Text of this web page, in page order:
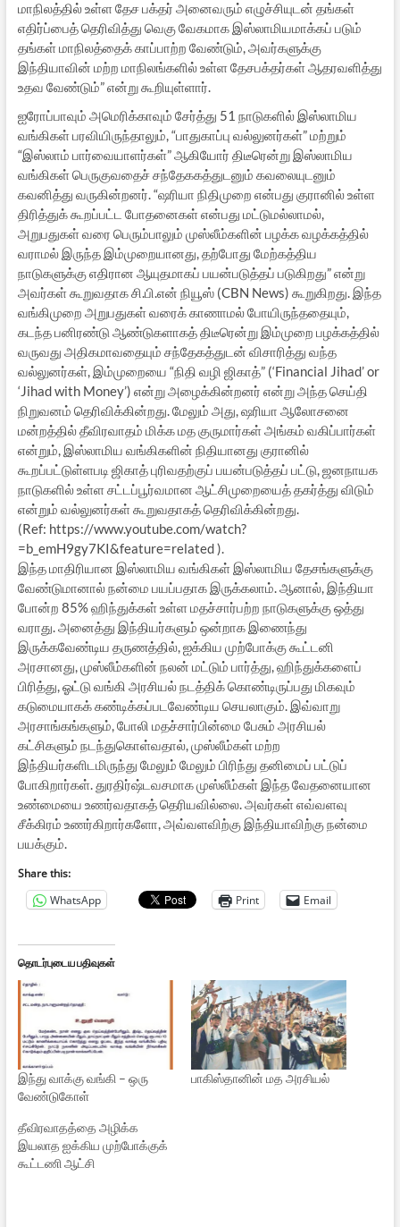
மாநிலத்தில் உள்ள தேச பக்தர் அனைவரும் எழுச்சியுடன் தங்கள்
எதிர்ப்பைத் தெரிவித்து வெகு வேகமாக இஸ்லாமியமாக்கப் படும்
தங்கள் மாநிலத்தைக் காப்பாற்ற வேண்டும், அவர்களுக்கு
இந்தியாவின் மற்ற மாநிலங்களில் உள்ள தேசபக்தர்கள் ஆதரவளித்து
உதவ வேண்டும்” என்று கூறியுள்ளார்.
ஐரோப்பாவும் அமெரிக்காவும் சேர்த்து 51 நாடுகளில் இஸ்லாமிய
வங்கிகள் பரவியிருந்தாலும், “பாதுகாப்பு வல்லுனர்கள்” மற்றும்
“இஸ்லாம் பார்வையாளர்கள்” ஆகியோர் திடீரென்று இஸ்லாமிய
வங்கிகள் பெருகுவதைச் சந்தேககத்துடனும் கவலையுடனும்
கவனித்து வருகின்றனர். “ஷரியா நிதிமுறை என்பது குரானில் உள்ள
திரித்துக் கூறப்பட்ட போதனைகள் என்பது மட்டுமல்லாமல்,
அறுபதுகள் வரை பெரும்பாலும் முஸ்லீம்களின் பழக்க வழக்கத்தில்
வராமல் இருந்த இம்முறையானது, தற்போது மேற்கத்திய
நாடுகளுக்கு எதிரான ஆயுதமாகப் பயன்படுத்தப் படுகிறது” என்று
அவர்கள் கூறுவதாக சி.பி.என் நியூஸ் (CBN News) கூறுகிறது. இந்த
வங்கிமுறை அறுபதுகள் வரைக் காணாமல் போயிருந்ததையும்,
கடந்த பனிரண்டு ஆண்டுகளாகத் திடீரென்று இம்முறை பழக்கத்தில்
வருவது அதிகமாவதையும் சந்தேகத்துடன் விசாரித்து வந்த
வல்லுனர்கள், இம்முறையை “நிதி வழி ஜிகாத்” (‘Financial Jihad’ or
‘Jihad with Money’) என்று அழைக்கின்றனர் என்று அந்த செய்தி
நிறுவனம் தெரிவிக்கின்றது. மேலும் அது, ஷரியா ஆலோசனை
மன்றத்தில் தீவிரவாதம் மிக்க மத குருமார்கள் அங்கம் வகிப்பார்கள்
என்றும், இஸ்லாமிய வங்கிகளின் நிதியானது குரானில்
கூறப்பட்டுள்ளபடி ஜிகாத் புரிவதற்குப் பயன்படுத்தப் பட்டு, ஜனநாயக
நாடுகளில் உள்ள சட்டப்பூர்வமான ஆட்சிமுறையைத் தகர்த்து விடும்
என்றும் வல்லுனர்கள் கூறுவதாகத் தெரிவிக்கின்றது.
(Ref: https://www.youtube.com/watch?
=b_emH9gy7KI&feature=related ).
இந்த மாதிரியான இஸ்லாமிய வங்கிகள் இஸ்லாமிய தேசங்களுக்கு
வேண்டுமானால் நன்மை பயப்பதாக இருக்கலாம். ஆனால், இந்தியா
போன்ற 85% ஹிந்துக்கள் உள்ள மதச்சார்பற்ற நாடுகளுக்கு ஒத்து
வராது. அனைத்து இந்தியர்களும் ஒன்றாக இணைந்து
இருக்கவேண்டிய தருணத்தில், ஐக்கிய முற்போக்கு கூட்டனி
அரசானது, முஸ்லீம்களின் நலன் மட்டும் பார்த்து, ஹிந்துக்களைப்
பிரித்து, ஓட்டு வங்கி அரசியல் நடத்திக் கொண்டிருப்பது மிகவும்
கடுமையாகக் கண்டிக்கப்படவேண்டிய செயலாகும். இவ்வாறு
அரசாங்கங்களும், போலி மதச்சார்பின்மை பேசும் அரசியல்
கட்சிகளும் நடந்துகொள்வதால், முஸ்லீம்கள் மற்ற
இந்தியர்களிடமிருந்து மேலும் மேலும் பிரிந்து தனிமைப் பட்டுப்
போகிறார்கள். துரதிர்ஷ்டவசமாக முஸ்லீம்கள் இந்த வேதனையான
உண்மையை உணர்வதாகத் தெரியவில்லை. அவர்கள் எவ்வளவு
சீக்கிரம் உணர்கிறார்களோ, அவ்வளவிற்கு இந்தியாவிற்கு நன்மை
பயக்கும்.
Share this:
WhatsApp
Print Email
தொடர்புடைய பதிவுகள்
இந்து வாக்கு வங்கி – ஒரு
வேண்டுகோள்
பாகிஸ்தானின் மத அரசியல்
தீவிரவாதத்தை அழிக்க
இயலாத ஐக்கிய முற்போக்குக்
கூட்டணி ஆட்சி